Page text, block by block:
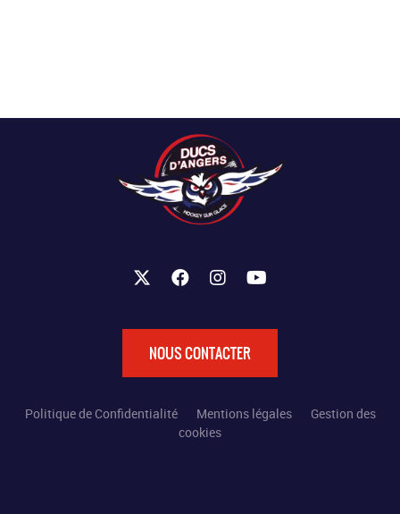
NOUS CONTACTER
Politique de Confidentialité Mentions légales
Gestion des
cookies